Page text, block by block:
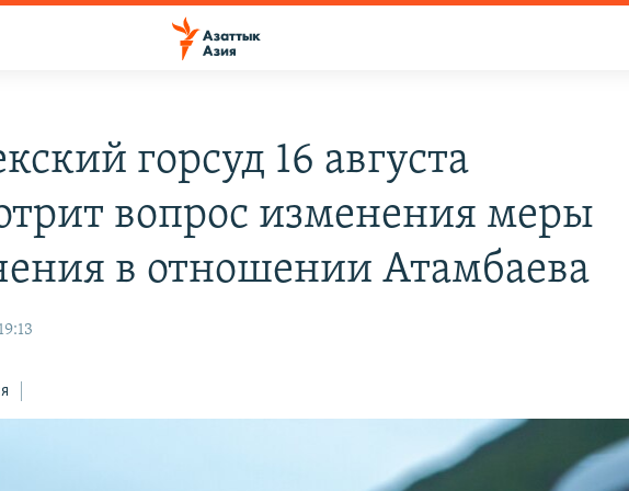
горсуд 16 августа
вопрос изменения меры
в отношении Атамбаева